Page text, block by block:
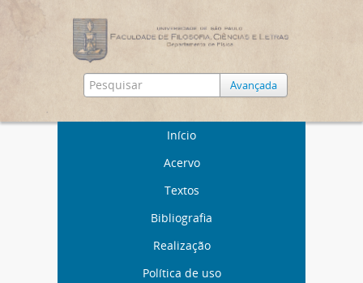
Avançada
Início
Acervo
Textos
Bibliografia
Realização
Política de uso